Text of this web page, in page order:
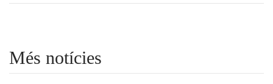
Més notícies